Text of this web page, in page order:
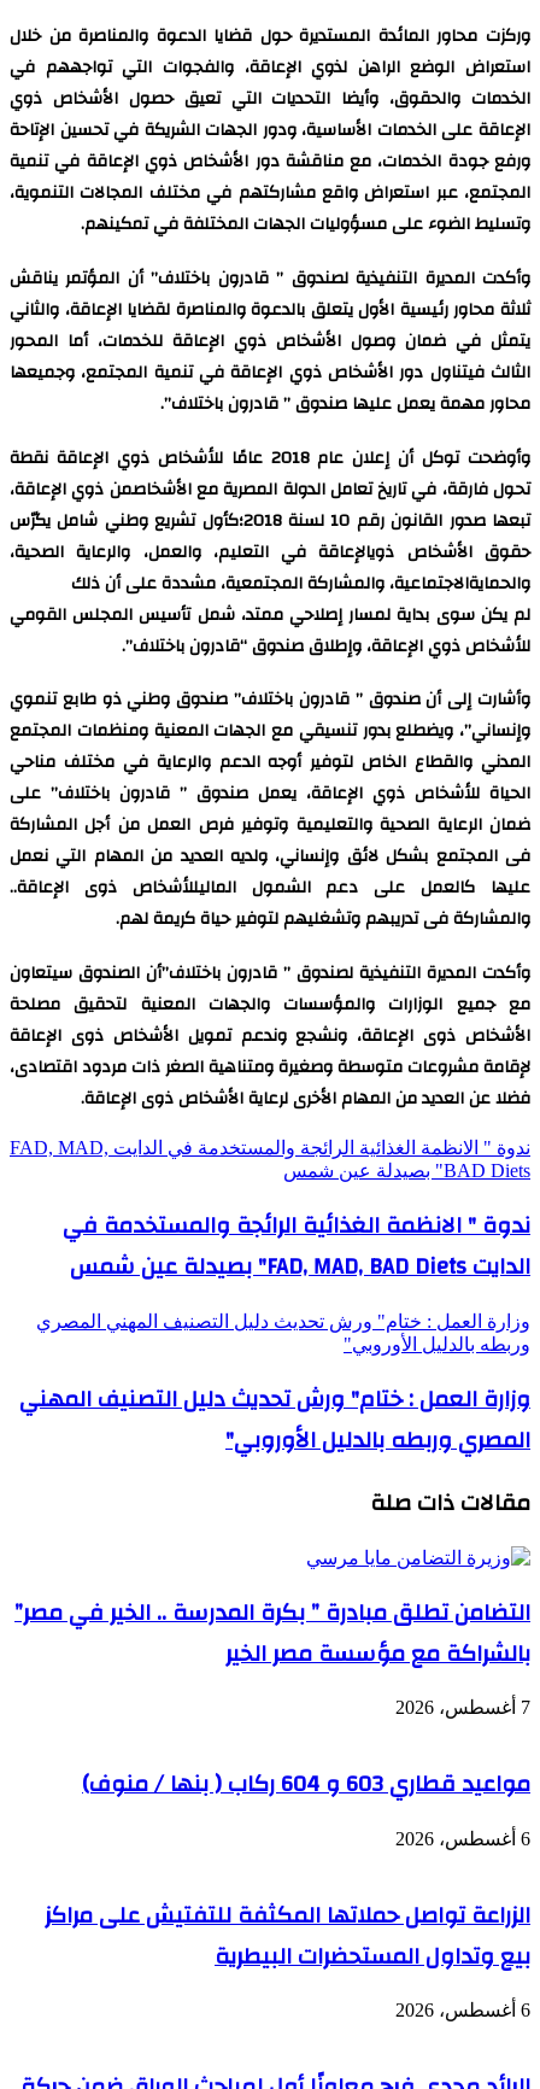
وركزت محاور المائدة المستديرة حول قضايا الدعوة والمناصرة من خلال
استعراض الوضع الراهن لذوي الإعاقة، والفجوات التي تواجههم في
الخدمات والحقوق، وأيضا التحديات التي تعيق حصول الأشخاص ذوي
الإعاقة على الخدمات الأساسية، ودور الجهات الشريكة في تحسين الإتاحة
ورفع جودة الخدمات، مع مناقشة دور الأشخاص ذوي الإعاقة في تنمية
المجتمع، عبر استعراض واقع مشاركتهم في مختلف المجالات التنموية،
وتسليط الضوء على مسؤوليات الجهات المختلفة في تمكينهم.
وأكدت المديرة التنفيذية لصندوق ” قادرون باختلاف” أن المؤتمر يناقش
ثلاثة محاور رئيسية الأول يتعلق بالدعوة والمناصرة لقضايا الإعاقة، والثاني
يتمثل في ضمان وصول الأشخاص ذوي الإعاقة للخدمات، أما المحور
الثالث فيتناول دور الأشخاص ذوي الإعاقة في تنمية المجتمع، وجميعها
محاور مهمة يعمل عليها صندوق ” قادرون باختلاف”.
وأوضحت توكل أن إعلان عام 2018 عامًا للأشخاص ذوي الإعاقة نقطة
تحول فارقة، في تاريخ تعامل الدولة المصرية مع الأشخاصمن ذوي الإعاقة،
تبعها صدور القانون رقم 10 لسنة 2018؛كأول تشريع وطني شامل يكرّس
حقوق الأشخاص ذويالإعاقة في التعليم، والعمل، والرعاية الصحية،
والحمايةالاجتماعية، والمشاركة المجتمعية، مشددة على أن ذلك
لم يكن سوى بداية لمسار إصلاحي ممتد، شمل تأسيس المجلس القومي
للأشخاص ذوي الإعاقة، وإطلاق صندوق “قادرون باختلاف”.
وأشارت إلى أن صندوق ” قادرون باختلاف” صندوق وطني ذو طابع تنموي
وإنساني”، ويضطلع بدور تنسيقي مع الجهات المعنية ومنظمات المجتمع
المدني والقطاع الخاص لتوفير أوجه الدعم والرعاية في مختلف مناحي
الحياة للأشخاص ذوي الإعاقة، يعمل صندوق ” قادرون باختلاف” على
ضمان الرعاية الصحية والتعليمية وتوفير فرص العمل من أجل المشاركة
فى المجتمع بشكل لائق وإنساني، ولديه العديد من المهام التي نعمل
عليها كالعمل على دعم الشمول الماليللأشخاص ذوى الإعاقة..
والمشاركة فى تدريبهم وتشغليهم لتوفير حياة كريمة لهم.
وأكدت المديرة التنفيذية لصندوق ” قادرون باختلاف”أن الصندوق سيتعاون
مع جميع الوزارات والمؤسسات والجهات المعنية لتحقيق مصلحة
الأشخاص ذوى الإعاقة، ونشجع وندعم تمويل الأشخاص ذوى الإعاقة
لإقامة مشروعات متوسطة وصغيرة ومتناهية الصغر ذات مردود اقتصادى،
فضلا عن العديد من المهام الأخرى لرعاية الأشخاص ذوى الإعاقة.
ندوة " الانظمة الغذائية الرائجة والمستخدمة في الدايت FAD, MAD,
BAD Diets" بصيدلة عين شمس
ندوة " الانظمة الغذائية الرائجة والمستخدمة في
الدايت FAD, MAD, BAD Diets" بصيدلة عين شمس
وزارة العمل : ختام" ورش تحديث دليل التصنيف المهني المصري
وربطه بالدليل الأوروبي"
وزارة العمل : ختام" ورش تحديث دليل التصنيف المهني
المصري وربطه بالدليل الأوروبي"
مقالات ذات صلة
التضامن تطلق مبادرة ” بكرة المدرسة .. الخير في مصر”
بالشراكة مع مؤسسة مصر الخير
7 أغسطس، 2026
مواعيد قطاري 603 و 604 ركاب ( بنها / منوف)
6 أغسطس، 2026
الزراعة تواصل حملاتها المكثفة للتفتيش على مراكز
بيع وتداول المستحضرات البيطرية
6 أغسطس، 2026